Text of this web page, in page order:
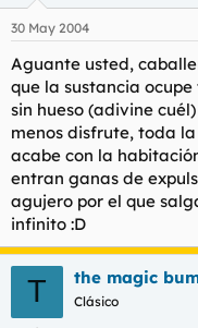
30 May 2004
Aguante usted,
que la sustancia
sin hueso (adivine
menos disfrute, toda
acabe con la
entran ganas de
agujero por el que
infinito :D
T the magic
Clásico